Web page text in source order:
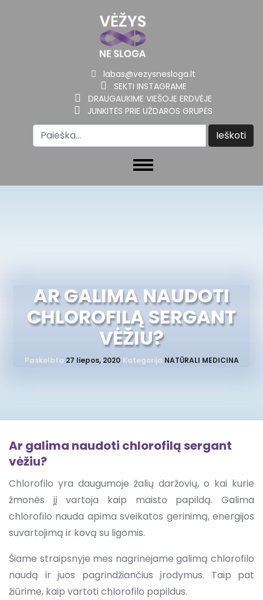
labas@vezysnesloga.lt
SEKTI INSTAGRAME
DRAUGAUKIME VIEŠOJE ERDVĖJE
JUNKITĖS PRIE UŽDAROS GRUPĖS
AR GALIMA NAUDOTI
CHLOROFILĄ SERGANT
VĖŽIU?
Paskelbta 27 liepos, 2020 Kategorija NATŪRALI MEDICINA
Ar galima naudoti chlorofilą sergant
vėžiu?
Chlorofilo yra daugumoje žalių daržovių, o kai kurie
žmonės jį vartoja kaip maisto papildą. Galima
chlorofilo nauda apima sveikatos gerinimą, energijos
suvartojimą ir kovą su ligomis.
Šiame straipsnyje mes nagrinėjame galimą chlorofilo
naudą ir juos pagrindžiančius įrodymus. Taip pat
žiūrime, kaip vartoti chlorofilo papildus.